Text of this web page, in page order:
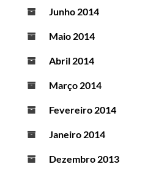
Junho 2014
Maio 2014
Abril 2014
Março 2014
Fevereiro 2014
Janeiro 2014
Dezembro 2013